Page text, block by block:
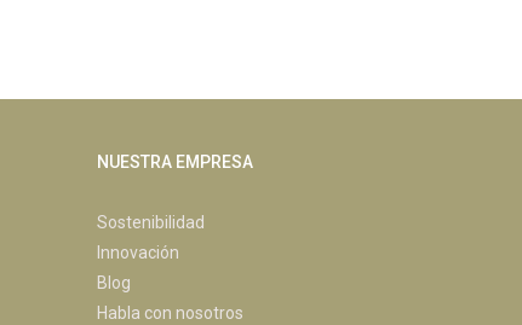
NUESTRA EMPRESA
Sostenibilidad
Innovación
Blog
Habla con nosotros